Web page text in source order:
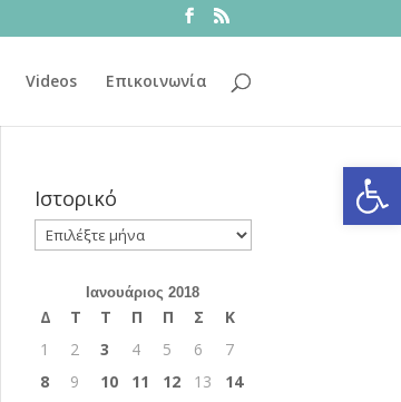
Videos Επικοινωνία
Ιστορικό
Ιστορικό
Ιανουάριος 2018
Δ Τ Τ Π Π Σ
Κ
1
2 3 4 5 6
7
8
9 10 11 12 13
14